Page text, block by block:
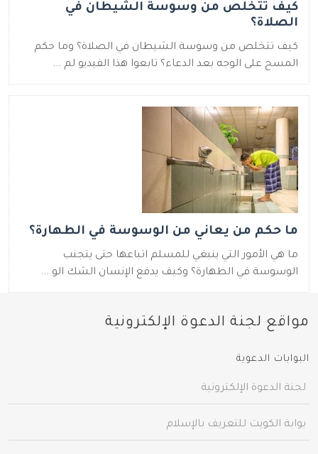
كيف تتخلص من وسوسة الشيطان في
الصلاة؟
كيف تتخلص من وسوسة الشيطان في الصلاة؟ وما حكم
المسح على الوجه بعد الدعاء؟ تابعوا هذا الفيديو لم ...
ما حكم من يعاني من الوسوسة في الطهارة؟
ما هي الأمور التي ينبغي للمسلم اتباعها حتى يتجنب
الوسوسة في الطهارة؟ وكيف يدفع الإنسان الشك الو ...
مواقع لجنة الدعوة الإلكترونية
البوابات الدعوية
لجنة الدعوة الإلكترونية
بوابة الكويت للتعريف بالإسلام